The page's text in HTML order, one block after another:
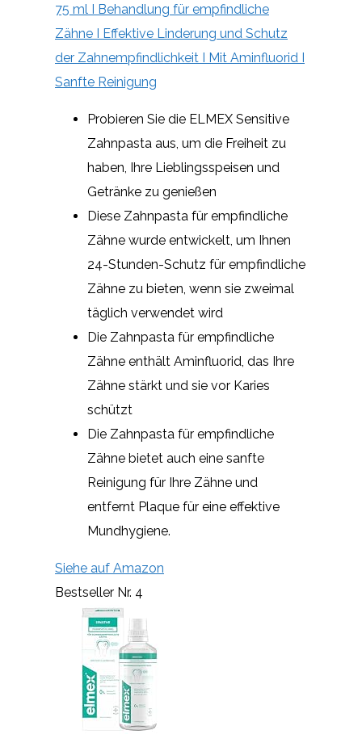
75 ml I Behandlung für empfindliche
Zähne I Effektive Linderung und Schutz
der Zahnempfindlichkeit I Mit Aminfluorid I
Sanfte Reinigung
Probieren Sie die ELMEX Sensitive
Zahnpasta aus, um die Freiheit zu
haben, Ihre Lieblingsspeisen und
Getränke zu genießen
Diese Zahnpasta für empfindliche
Zähne wurde entwickelt, um Ihnen
24-Stunden-Schutz für empfindliche
Zähne zu bieten, wenn sie zweimal
täglich verwendet wird
Die Zahnpasta für empfindliche
Zähne enthält Aminfluorid, das Ihre
Zähne stärkt und sie vor Karies
schützt
Die Zahnpasta für empfindliche
Zähne bietet auch eine sanfte
Reinigung für Ihre Zähne und
entfernt Plaque für eine effektive
Mundhygiene.
Siehe auf Amazon
Bestseller Nr. 4